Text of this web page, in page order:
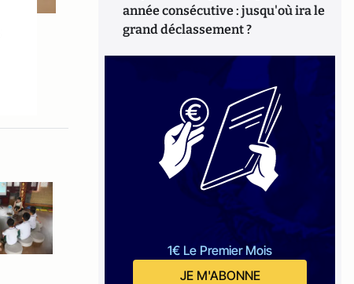
année consécutive : jusqu'où ira le
grand déclassement ?
1€ Le Premier Mois
JE M'ABONNE